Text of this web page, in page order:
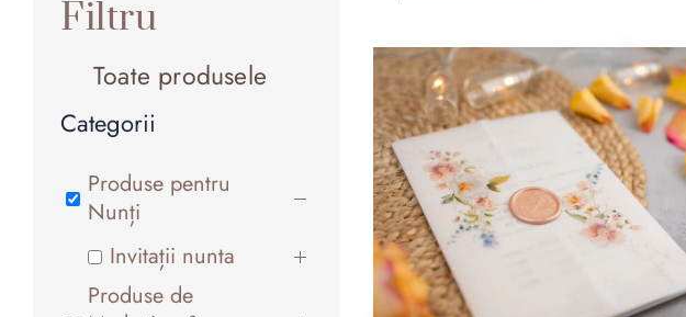
Filtru
Toate produsele
Categorii
Produse pentru
Nunți
Invitații nunta
Produse de